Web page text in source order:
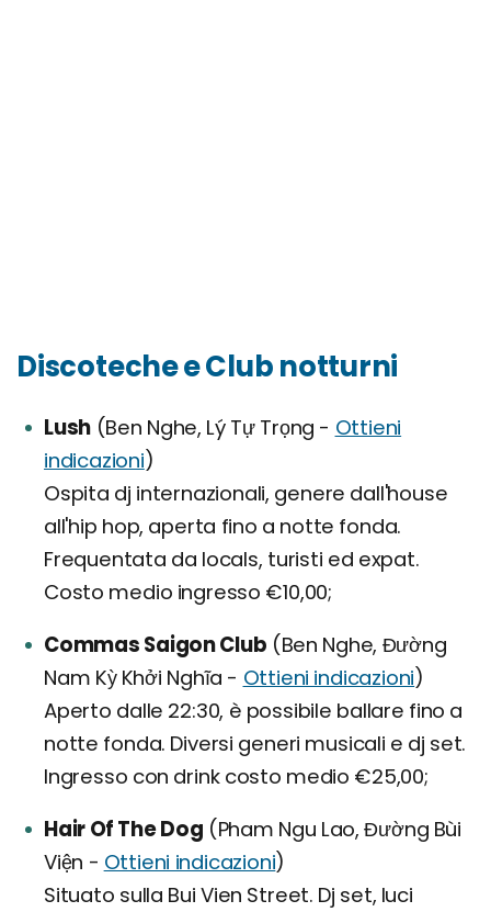
Discoteche e Club notturni
Lush (Ben Nghe, Lý Tự Trọng - Ottieni
indicazioni)
Ospita dj internazionali, genere dall'house
all'hip hop, aperta fino a notte fonda.
Frequentata da locals, turisti ed expat.
Costo medio ingresso €10,00;
Commas Saigon Club (Ben Nghe, Đường
Nam Kỳ Khởi Nghĩa - Ottieni indicazioni)
Aperto dalle 22:30, è possibile ballare fino a
notte fonda. Diversi generi musicali e dj set.
Ingresso con drink costo medio €25,00;
Hair Of The Dog (Pham Ngu Lao, Đường Bùi
Viện - Ottieni indicazioni)
Situato sulla Bui Vien Street. Dj set, luci